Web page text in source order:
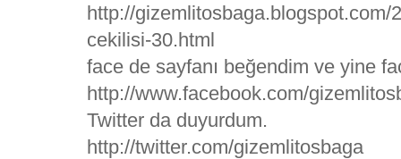
http://
cekilisi-30.html
face de sayfanı beğendim ve yine
http://www.facebook.com/
Twitter da duyurdum.
http://twitter.com/gizemlitosbaga